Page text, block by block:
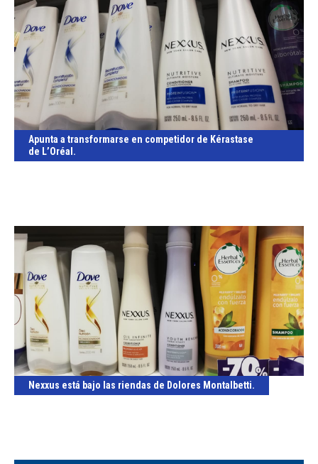
Apunta a transformarse en competidor de Kérastase
de L’Oréal.
Nexxus está bajo las riendas de Dolores Montalbetti.